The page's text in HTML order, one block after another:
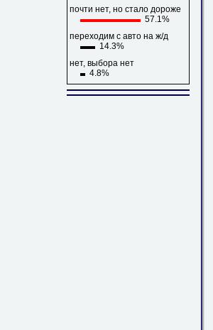
почти нет, но стало дороже
57.1%
переходим с авто на ж/д
14.3%
нет, выбора нет
4.8%